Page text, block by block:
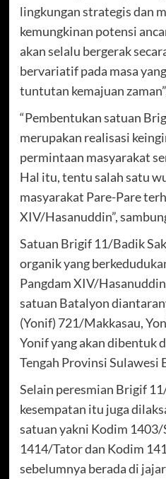
lingkungan strategis dan
kemungkinan potensi
akan selalu bergerak
bervariatif pada masa
tuntutan kemajuan
“Pembentukan satuan
merupakan realisasi
permintaan masyarakat
Hal itu, tentu salah satu
masyarakat Pare-Pare
XIV/Hasanuddin”,
Satuan Brigif 11/Badik
organik yang
Pangdam XIV/
satuan Batalyon
(Yonif) 721/Makkasau,
Yonif yang akan dibentuk
Tengah Provinsi Sulawesi
Selain peresmian Brigif
kesempatan itu juga
satuan yakni Kodim
1414/Tator dan Kodim
sebelumnya berada di